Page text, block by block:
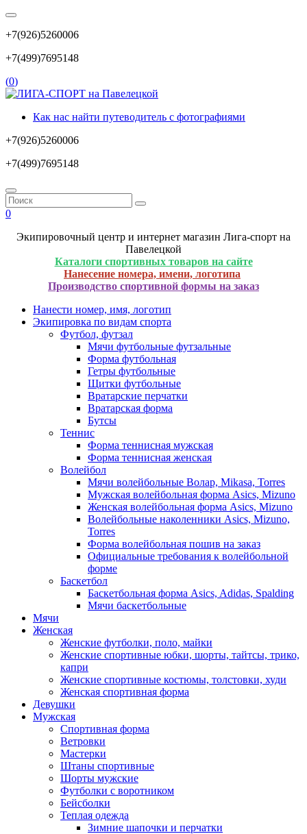
+7(926)5260006
+7(499)7695148
(0)
Как нас найти путеводитель с фотографиями
+7(926)5260006
+7(499)7695148
0
Экипировочный центр и интернет магазин Лига-спорт на
Павелецкой
Каталоги спортивных товаров на сайте
Нанесение номера, имени, логотипа
Производство спортивной формы на заказ
Нанести номер, имя, логотип
Экипировка по видам спорта
Футбол, футзал
Мячи футбольные футзальные
Форма футбольная
Гетры футбольные
Щитки футбольные
Вратарские перчатки
Вратарская форма
Бутсы
Теннис
Форма теннисная мужская
Форма теннисная женская
Волейбол
Мячи волейбольные Волар, Mikasa, Torres
Мужская волейбольная форма Asics, Mizuno
Женская волейбольная форма Asics, Mizuno
Волейбольные наколенники Asics, Mizuno,
Torres
Форма волейбольная пошив на заказ
Официальные требования к волейбольной
форме
Баскетбол
Баскетбольная форма Asics, Adidas, Spalding
Мячи баскетбольные
Мячи
Женская
Женские футболки, поло, майки
Женские спортивные юбки, шорты, тайтсы, трико,
капри
Женские спортивные костюмы, толстовки, худи
Женская спортивная форма
Девушки
Мужская
Спортивная форма
Ветровки
Мастерки
Штаны спортивные
Шорты мужские
Футболки с воротником
Бейсболки
Теплая одежда
Зимние шапочки и перчатки